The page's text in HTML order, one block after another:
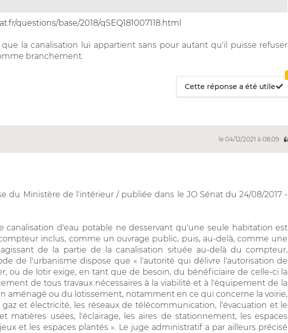
questions/base/2018/qSEQ181007118.html
la canalisation lui appartient sans pour autant qu'il puisse refuser
branchement.
Cette réponse a été utile
le 04/12/2021 à 08:09
du Ministère de l'intérieur / publiée dans le JO Sénat du 24/08/2017 -
canalisation d'eau potable ne desservant qu'une seule habitation est
inclus, comme un ouvrage public, puis, au-delà, comme une
de la partie de la canalisation située au-delà du compteur,
de l'urbanisme dispose que « l'autorité qui délivre l'autorisation de
ou de lotir exige, en tant que de besoin, du bénéficiaire de celle-ci la
de tous travaux nécessaires à la viabilité et à l'équipement de la
aménagé ou du lotissement, notamment en ce qui concerne la voirie,
gaz et électricité, les réseaux de télécommunication, l'évacuation et le
matières usées, l'éclairage, les aires de stationnement, les espaces
et les espaces plantés ». Le juge administratif a par ailleurs précisé